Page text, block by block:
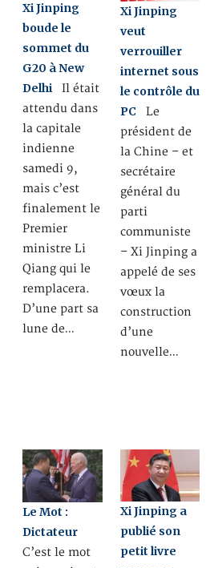
Xi Jinping
boude le
sommet du
G20 à New
Delhi Il était
attendu dans
la capitale
indienne
samedi 9,
mais c’est
finalement le
Premier
ministre Li
Qiang qui le
remplacera.
D’une part sa
lune de…
Xi Jinping
veut
verrouiller
internet sous
le contrôle du
PC Le
président de
la Chine – et
secrétaire
général du
parti
communiste
– Xi Jinping a
appelé de ses
vœux la
construction
d’une
nouvelle…
Le Mot :
Dictateur
C’est le mot
Xi Jinping a
publié son
petit livre